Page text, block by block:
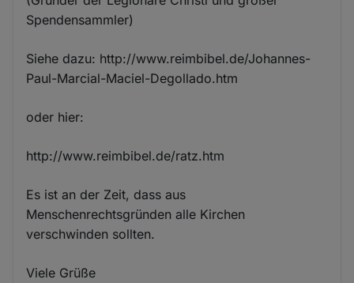
Spendensammler)
Siehe dazu: http://www.reimbibel.de/Johannes-
Paul-Marcial-Maciel-Degollado.htm
oder hier:
http://www.reimbibel.de/ratz.htm
Es ist an der Zeit, dass aus
Menschenrechtsgründen alle Kirchen
verschwinden sollten.
Viele Grüße
Cookies